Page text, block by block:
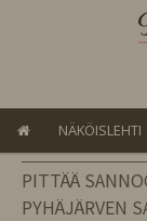
NÄKÖISLEHTI
PITTÄÄ
PYHÄJÄRVEN